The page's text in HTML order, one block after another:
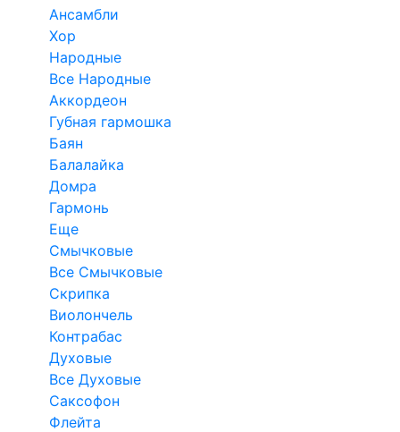
Ансамбли
Хор
Народные
Все Народные
Аккордеон
Губная гармошка
Баян
Балалайка
Домра
Гармонь
Еще
Смычковые
Все Смычковые
Скрипка
Виолончель
Контрабас
Духовые
Все Духовые
Саксофон
Флейта